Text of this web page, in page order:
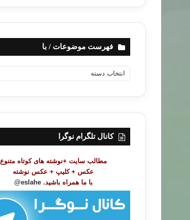
فهرست موضوعات / با
ه
ت
ض
کانال تلگرام نوگرا
مطالب سایت +نوشته های کوتاه متنوع
عکس + کلیپ + عکس نوشته
با ما همراه باشید. eslahe@